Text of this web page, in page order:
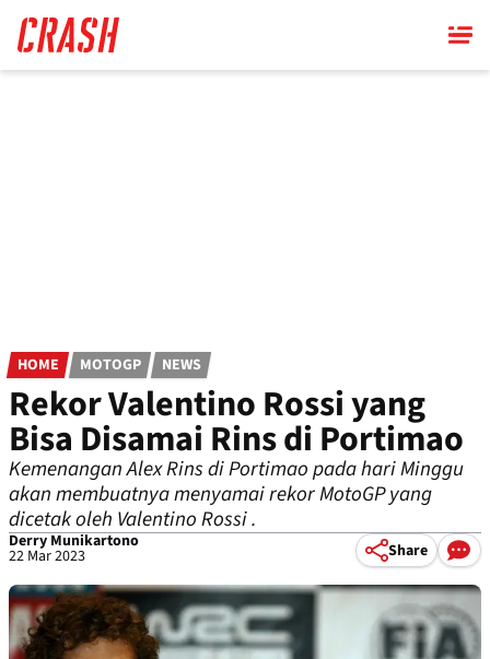
main
content
HOME MOTOGP NEWS
Rekor Valentino Rossi yang
Bisa Disamai Rins di Portimao
Kemenangan Alex Rins di Portimao pada hari Minggu
akan membuatnya menyamai rekor MotoGP yang
dicetak oleh Valentino Rossi .
Derry Munikartono
22 Mar 2023 Share